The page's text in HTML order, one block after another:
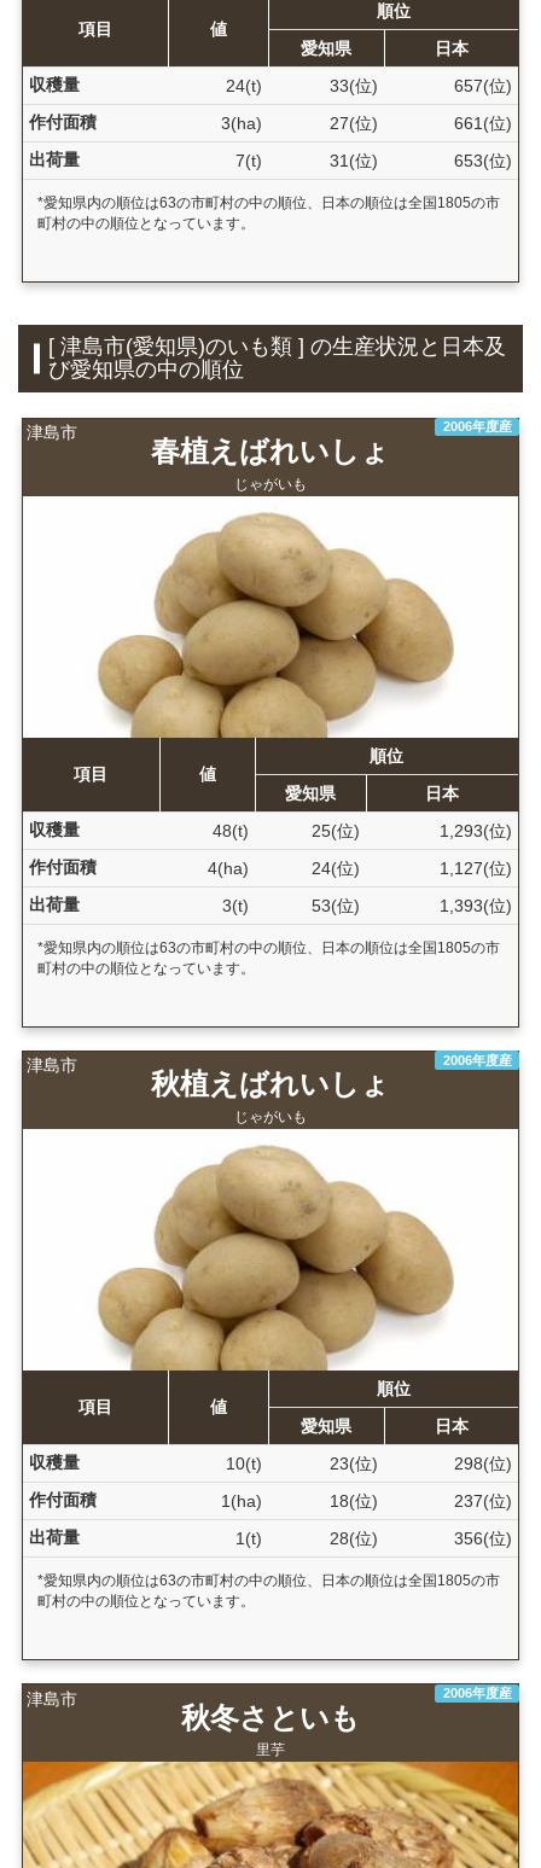
項目 値
順位
愛知県
日本
収穫量
24(t) 33(位)
657(位)
作付面積
3(ha) 27(位)
661(位)
出荷量
7(t) 31(位) 653(位)
*愛知県内の順位は63の市町村の中の順位、日本の順位は全国1805の市
町村の中の順位となっています。
[ 津島市(愛知県)のいも類 ] の生産状況と日本及
び愛知県の中の順位
津島市 2006年度産
春植えばれいしょ
じゃがいも
項目 値
順位
愛知県
日本
収穫量
48(t) 25(位)
1,293(位)
作付面積
4(ha) 24(位)
1,127(位)
出荷量
3(t) 53(位) 1,393(位)
*愛知県内の順位は63の市町村の中の順位、日本の順位は全国1805の市
町村の中の順位となっています。
津島市 2006年度産
秋植えばれいしょ
じゃがいも
項目 値
順位
愛知県
日本
収穫量
10(t) 23(位)
298(位)
作付面積
1(ha) 18(位)
237(位)
出荷量
1(t) 28(位) 356(位)
*愛知県内の順位は63の市町村の中の順位、日本の順位は全国1805の市
町村の中の順位となっています。
津島市 2006年度産
秋冬さといも
里芋